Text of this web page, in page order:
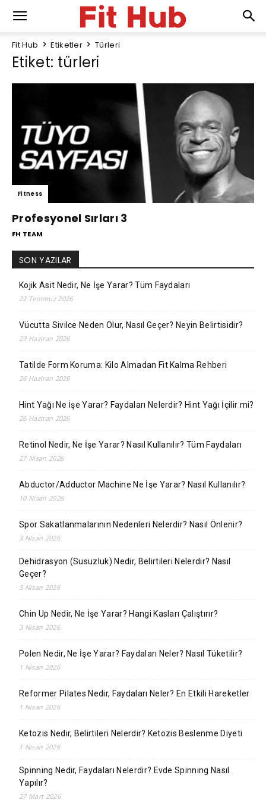
Fit Hub Etiketler Türleri
Etiket: türleri
Fitness
Profesyonel Sırları 3
FH TEAM
SON YAZILAR
Kojik Asit Nedir, Ne İşe Yarar? Tüm Faydaları
22 Temmuz 2026
Vücutta Sivilce Neden Olur, Nasıl Geçer? Neyin Belirtisidir?
29 Haziran 2026
Tatilde Form Koruma: Kilo Almadan Fit Kalma Rehberi
26 Haziran 2026
Hint Yağı Ne İşe Yarar? Faydaları Nelerdir? Hint Yağı İçilir mi?
26 Haziran 2026
Retinol Nedir, Ne İşe Yarar? Nasıl Kullanılır? Tüm Faydaları
27 Nisan 2026
Abductor/Adductor Machine Ne İşe Yarar? Nasıl Kullanılır?
10 Nisan 2026
Spor Sakatlanmalarının Nedenleri Nelerdir? Nasıl Önlenir?
3 Nisan 2026
Dehidrasyon (Susuzluk) Nedir, Belirtileri Nelerdir? Nasıl
Geçer?
3 Nisan 2026
Chin Up Nedir, Ne İşe Yarar? Hangi Kasları Çalıştırır?
3 Nisan 2026
Polen Nedir, Ne İşe Yarar? Faydaları Neler? Nasıl Tüketilir?
1 Nisan 2026
Reformer Pilates Nedir, Faydaları Neler? En Etkili Hareketler
1 Nisan 2026
Ketozis Nedir, Belirtileri Nelerdir? Ketozis Beslenme Diyeti
1 Nisan 2026
Spinning Nedir, Faydaları Nelerdir? Evde Spinning Nasıl
Yapılır?
27 Mart 2026